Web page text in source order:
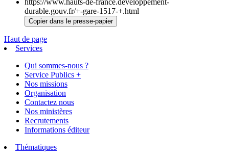
durable.gouv.fr/+-gare-1517-+.html
Copier dans le presse-papier
Haut de page
Services
Qui sommes-nous ?
Service Publics +
Nos missions
Organisation
Contactez nous
Nos ministères
Recrutements
Informations éditeur
Thématiques